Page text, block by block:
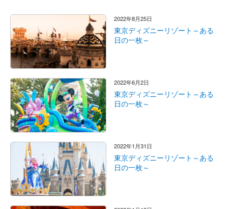
2022年8月25日
東京ディズニーリゾート～ある
日の一枚～
2022年6月2日
東京ディズニーリゾート～ある
日の一枚～
2022年1月31日
東京ディズニーリゾート～ある
日の一枚～